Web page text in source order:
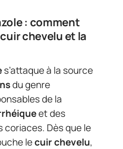
: comment
chevelu et la
s’attaque à la source
du genre
de la
et des
coriaces. Dès que le
lecuir chevelu,